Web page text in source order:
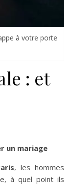
à votre porte
: et
un mariage
, les hommes
à quel point ils